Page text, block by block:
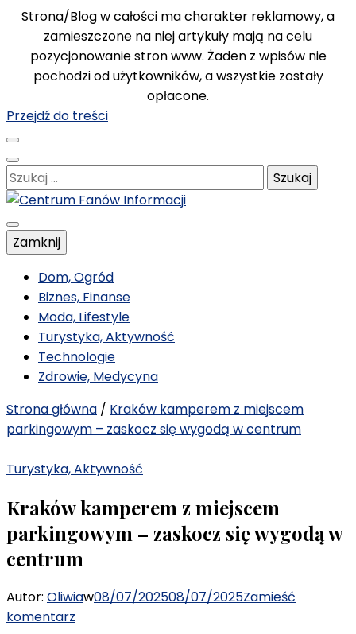
Strona/Blog w całości ma charakter reklamowy, a
zamieszczone na niej artykuły mają na celu
pozycjonowanie stron www. Żaden z wpisów nie
pochodzi od użytkowników, a wszystkie zostały
opłacone.
Przejdź do treści
Szukaj:
Centrum Fanów
Informacji
Poznawaj nowe, ciekawe informacje
Zamknij
Dom, Ogród
Biznes, Finanse
Moda, Lifestyle
Turystyka, Aktywność
Technologie
Zdrowie, Medycyna
Strona główna / Kraków kamperem z miejscem
parkingowym – zaskocz się wygodą w centrum
Turystyka, Aktywność
Kraków kamperem z miejscem
parkingowym – zaskocz się wygodą w
centrum
Autor: Oliwiaw08/07/202508/07/2025Zamieść
komentarz